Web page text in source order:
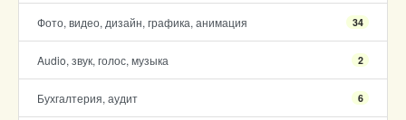
Фото, видео, дизайн, графика, анимация 34
Audio, звук, голос, музыка 2
Бухгалтерия, аудит 6